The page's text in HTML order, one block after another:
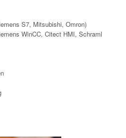
S7, Mitsubishi, Omron)
WinCC, Citect HMI, Schraml